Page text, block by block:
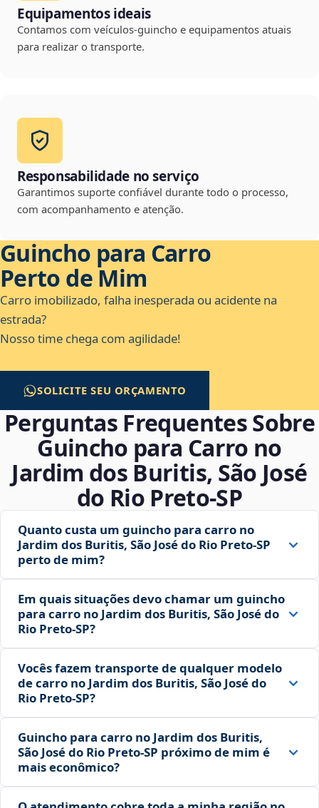
Equipamentos ideais
Contamos com veículos-guincho e equipamentos atuais
para realizar o transporte.
Responsabilidade no serviço
Garantimos suporte confiável durante todo o processo,
com acompanhamento e atenção.
Guincho para Carro
Perto de Mim
Carro imobilizado, falha inesperada ou acidente na
estrada?
Nosso time chega com agilidade!
SOLICITE SEU ORÇAMENTO
Perguntas Frequentes Sobre
Guincho para Carro no
Jardim dos Buritis, São José
do Rio Preto‑SP
Quanto custa um guincho para carro no
Jardim dos Buritis, São José do Rio Preto‑SP
perto de mim?
Em quais situações devo chamar um guincho
para carro no Jardim dos Buritis, São José do
Rio Preto‑SP?
Vocês fazem transporte de qualquer modelo
de carro no Jardim dos Buritis, São José do
Rio Preto‑SP?
Guincho para carro no Jardim dos Buritis,
São José do Rio Preto‑SP próximo de mim é
mais econômico?